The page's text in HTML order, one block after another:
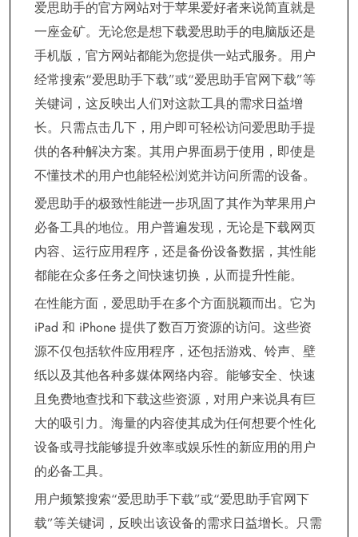
爱思助手的官方网站对于苹果爱好者来说简直就是
一座金矿。无论您是想下载爱思助手的电脑版还是
手机版，官方网站都能为您提供一站式服务。用户
经常搜索“爱思助手下载”或“爱思助手官网下载”等
关键词，这反映出人们对这款工具的需求日益增
长。只需点击几下，用户即可轻松访问爱思助手提
供的各种解决方案。其用户界面易于使用，即使是
不懂技术的用户也能轻松浏览并访问所需的设备。
爱思助手的极致性能进一步巩固了其作为苹果用户
必备工具的地位。用户普遍发现，无论是下载网页
内容、运行应用程序，还是备份设备数据，其性能
都能在众多任务之间快速切换，从而提升性能。
在性能方面，爱思助手在多个方面脱颖而出。它为
iPad 和 iPhone 提供了数百万资源的访问。这些资
源不仅包括软件应用程序，还包括游戏、铃声、壁
纸以及其他各种多媒体网络内容。能够安全、快速
且免费地查找和下载这些资源，对用户来说具有巨
大的吸引力。海量的内容使其成为任何想要个性化
设备或寻找能够提升效率或娱乐性的新应用的用户
的必备工具。
用户频繁搜索“爱思助手下载”或“爱思助手官网下
载”等关键词，反映出该设备的需求日益增长。只需